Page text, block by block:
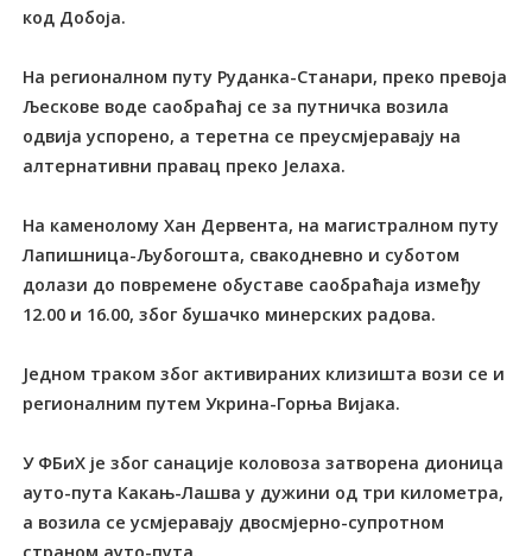
код Добоја.
На регионалном путу Руданка-Станари, преко превоја
Љескове воде саобраћај се за путничка возила
одвија успорено, а теретна се преусмјеравају на
алтернативни правац преко Јелаха.
На каменолому Хан Дервента, на магистралном путу
Лапишница-Љубогошта, свакодневно и суботом
долази до повремене обуставе саобраћаја између
12.00 и 16.00, због бушачко минерских радова.
Једном траком због активираних клизишта вози се и
регионалним путем Укрина-Горња Вијака.
У ФБиХ је због санације коловоза затворена дионица
ауто-пута Какањ-Лашва у дужини од три километра,
а возила се усмјеравају двосмјерно-супротном